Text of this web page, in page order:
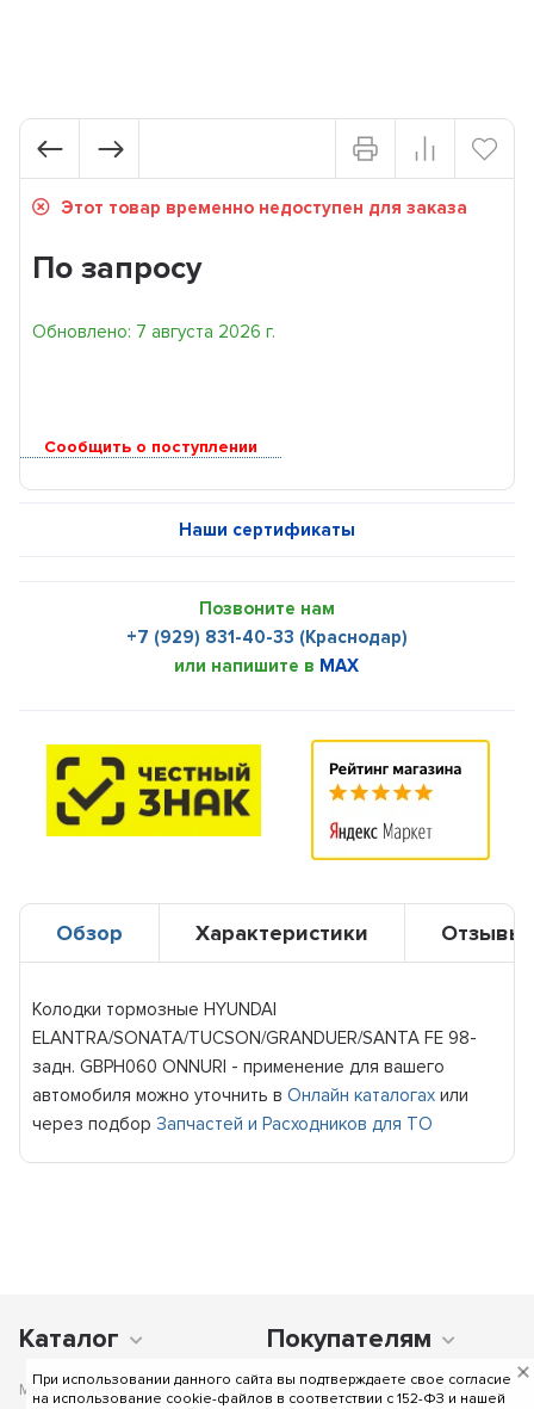
При использовании данного сайта вы подтверждаете свое согласие
на использование cookie-файлов в соответствии c 152-ФЗ и нашей
Этот товар временно недоступен для заказа
По запросу
Обновлено: 7 августа 2026 г.
Сообщить о поступлении
Наши сертификаты
Позвоните нам
+7 (929) 831-40-33 (Краснодар)
или напишите в MAX
Обзор Характеристики Отзывы
Колодки тормозные HYUNDAI
ELANTRA/SONATA/TUCSON/GRANDUER/SANTA FE 98-
задн. GBPH060 ONNURI - применение для вашего
автомобиля можно уточнить вОнлайн каталогах или
через подбор Запчастей и Расходников для ТО
Каталог Покупателям
Мы получаем и обрабатываем персональные данные посетителей